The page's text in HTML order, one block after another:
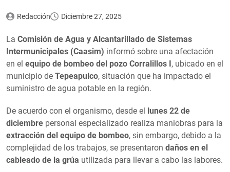
Redacción Diciembre 27, 2025
La Comisión de Agua y Alcantarillado de Sistemas
Intermunicipales (Caasim) informó sobre una afectación
en el equipo de bombeo del pozo Corralillos I, ubicado en el
municipio de Tepeapulco, situación que ha impactado el
suministro de agua potable en la región.
De acuerdo con el organismo, desde el lunes 22 de
diciembre personal especializado realiza maniobras para la
extracción del equipo de bombeo, sin embargo, debido a la
complejidad de los trabajos, se presentaron daños en el
cableado de la grúa utilizada para llevar a cabo las labores.